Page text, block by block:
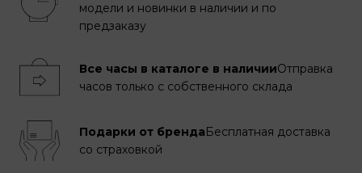
модели и новинки в наличии и по
предзаказу
Все часы в каталоге в наличииОтправка
часов только с собственного склада
Подарки от брендаБесплатная доставка
со страховкой